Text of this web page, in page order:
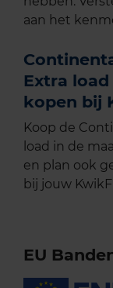
aan het
Extra
kopen bij
Koop de
load in de
en plan ook
bij jouw
EU